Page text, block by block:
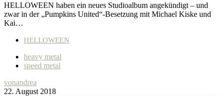
HELLOWEEN haben ein neues Studioalbum angekündigt – und
zwar in der „Pumpkins United“-Besetzung mit Michael Kiske und
Kai…
HELLOWEEN
heavy metal
speed metal
vonandrea
22. August 2018